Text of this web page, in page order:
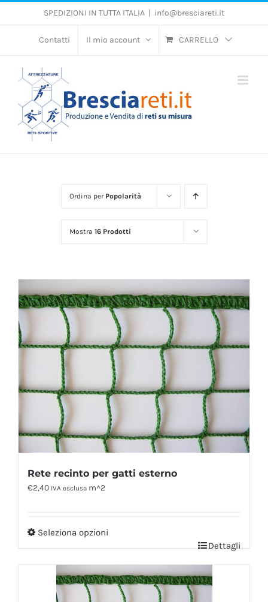
Salta
SPEDIZIONI IN TUTTA ITALIA | info@bresciareti.it
Contatti Il mio account CARRELLO
Ordina per Popolarità
Mostra 16 Prodotti
Rete recinto per gatti esterno
€2,40 IVA esclusa m^2
Seleziona opzioni
Dettagli